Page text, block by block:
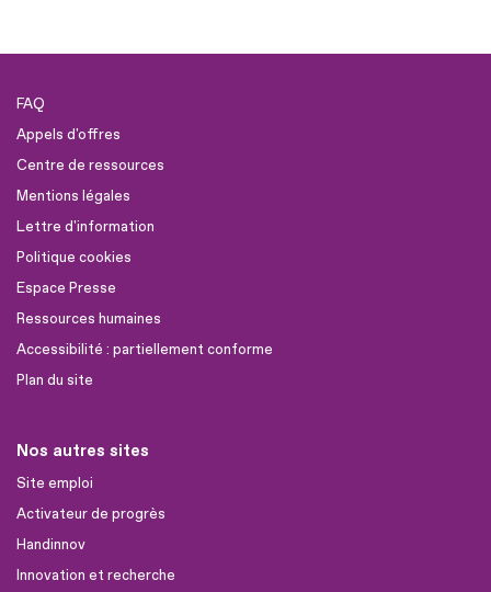
FAQ
Appels d'offres
Centre de ressources
Mentions légales
Lettre d'information
Politique cookies
Espace Presse
Ressources humaines
Accessibilité : partiellement conforme
Plan du site
Nos autres sites
Site emploi
Activateur de progrès
Handinnov
Innovation et recherche